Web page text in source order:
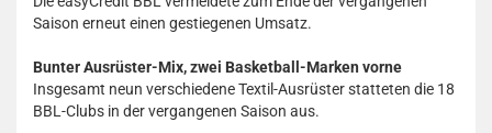
Saison erneut einen gestiegenen Umsatz.
Bunter Ausrüster-Mix, zwei Basketball-Marken vorne
Insgesamt neun verschiedene Textil-Ausrüster statteten die 18
BBL-Clubs in der vergangenen Saison aus.